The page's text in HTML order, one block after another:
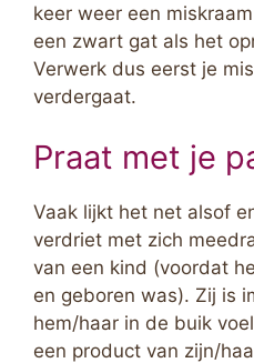
keer weer een
een zwart gat als het
Verwerk dus eerst je
verdergaat.
Praat met je
Vaak lijkt het net alsof
verdriet met zich
van een kind (voordat
en geboren was). Zij is
hem/haar in de buik
een product van zijn/